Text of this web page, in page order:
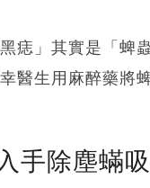
痣」其實是「蜱
醫生用麻醉藥將
手除塵蟎